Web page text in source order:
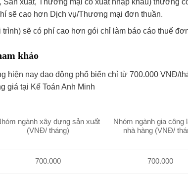
sẽ cao hơn Dịch vụ/Thương mại đơn thuần.
sẽ có phí cao hơn gói chỉ làm báo cáo thuế
khảo
hiện nay dao động phổ biến chỉ từ 700.000 VNĐ/
giá tại Kế Toán Anh Minh
ngành xây dựng sản xuất
(VNĐ/ tháng)
Nhóm ngành gia công
nhà hàng (VNĐ/
700.000 700.000